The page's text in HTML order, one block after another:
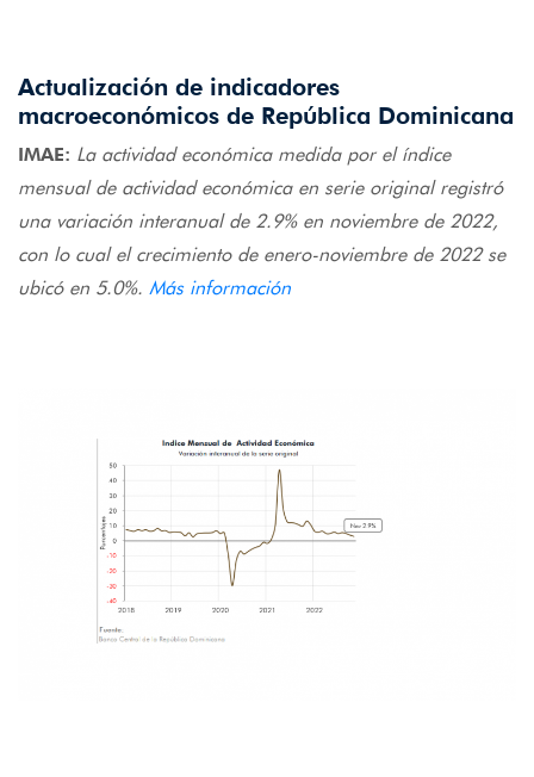
Actualización de indicadores
macroeconómicos de República Dominicana
IMAE: La actividad económica medida por el índice
mensual de actividad económica en serie original registró
una variación interanual de 2.9% en noviembre de 2022,
con lo cual el crecimiento de enero-noviembre de 2022 se
ubicó en 5.0%. Más información